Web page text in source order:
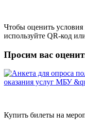
Чтобы оценить
используйте QR-код
Просим вас
Купить билеты на